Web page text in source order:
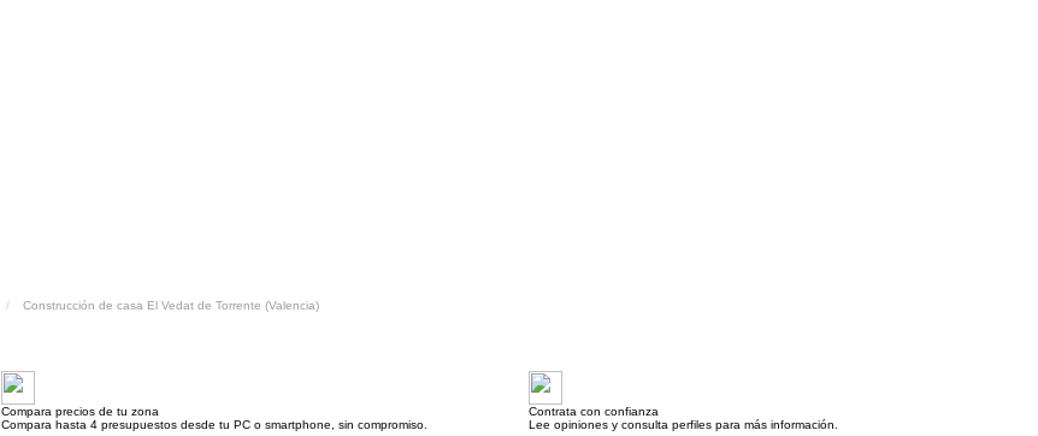
Construcción de casa El Vedat de Torrente (Valencia)
Compara precios de tu zona
Compara hasta 4 presupuestos desde tu PC o smartphone, sin compromiso.
Contrata con confianza
Lee opiniones y consulta perfiles para más información.